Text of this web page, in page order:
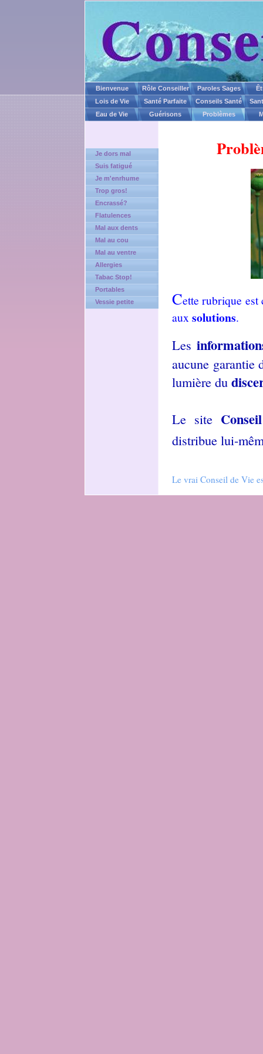
Bienvenue Rôle Conseiller Paroles Sages
Lois de Vie
Santé Parfaite Conseils Santé
Eau de Vie
Guérisons Problèmes
Je dors mal
Suis fatigué
Je m'enrhume
Trop gros!
Encrassé?
Flatulences
Mal aux dents
Mal au cou
Mal au ventre
Allergies
Tabac Stop!
Portables
Vessie petite
Cette rubrique
aux solutions.
Les
aucune garantie
lumière du
Le site
distribue lui-
Le vrai Conseil de Vie